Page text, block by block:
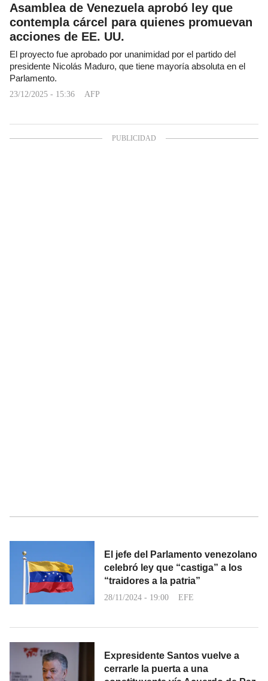
Asamblea de Venezuela aprobó ley que
contempla cárcel para quienes promuevan
acciones de EE. UU.
El proyecto fue aprobado por unanimidad por el partido del
presidente Nicolás Maduro, que tiene mayoría absoluta en el
Parlamento.
23/12/2025 - 15:36 AFP
El jefe del Parlamento venezolano
celebró ley que “castiga” a los
“traidores a la patria”
28/11/2024 - 19:00 EFE
Expresidente Santos vuelve a
cerrarle la puerta a una